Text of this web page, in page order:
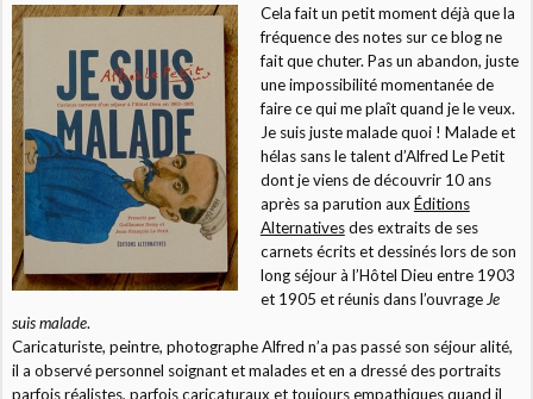
Cela fait un petit moment déjà que la
fréquence des notes sur ce blog ne
fait que chuter. Pas un abandon, juste
une impossibilité momentanée de
faire ce qui me plaît quand je le veux.
Je suis juste malade quoi ! Malade et
hélas sans le talent d’Alfred Le Petit
dont je viens de découvrir 10 ans
après sa parution auxÉditions
Alternativesdes extraits de ses
carnets écrits et dessinés lors de son
long séjour à l’Hôtel Dieu entre 1903
et 1905 et réunis dans l’ouvrageJe
suis malade.
Caricaturiste, peintre, photographe Alfred n’a pas passé son séjour alité,
il a observé personnel soignant et malades et en a dressé des portraits
parfois réalistes, parfois caricaturaux et toujours empathiques quand il